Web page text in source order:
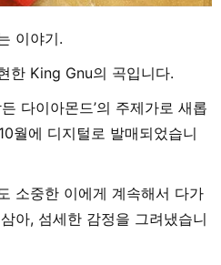
이야기.
한 King Gnu의 곡입니다.
다이아몬드’의 주제가로 새롭
월에 디지털로 발매되었습니
소중한 이에게 계속해서 다가
아, 섬세한 감정을 그려냈습니